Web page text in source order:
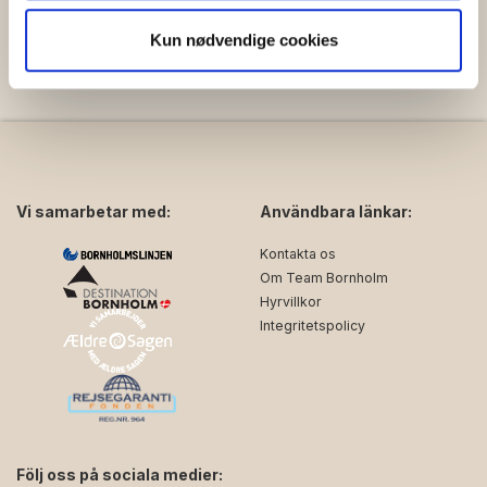
analysepartnere. Vores partnere kan kombinere disse
data med andre oplysninger, du har givet dem, eller som
de har indsamlet fra din brug af deres tjenester.
Kun nødvendige cookies
Vi samarbetar med:
Följ oss på sociala medier:
Användbara länkar:
Kontakta os
Om Team Bornholm
Hyrvillkor
Integritetspolicy